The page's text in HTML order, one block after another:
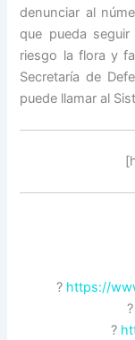
denunciar al
que pueda
riesgo la flora y
Secretaría de
puede llamar al
? https://
?
?